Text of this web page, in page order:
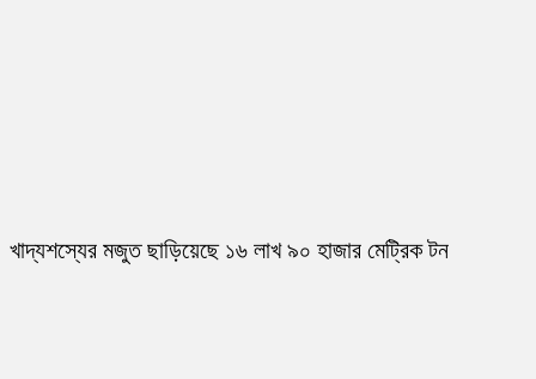
খাদ্যশস্যের মজুত ছাড়িয়েছে ১৬ লাখ ৯০ হাজার মেট্রিক টন